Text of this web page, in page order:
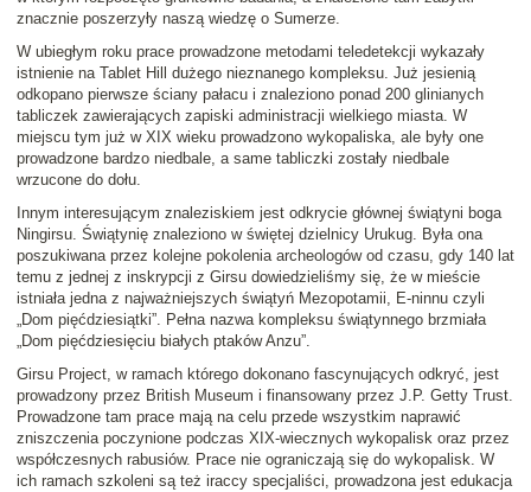
znacznie poszerzyły naszą wiedzę o Sumerze.
W ubiegłym roku prace prowadzone metodami teledetekcji wykazały
istnienie na Tablet Hill dużego nieznanego kompleksu. Już jesienią
odkopano pierwsze ściany pałacu i znaleziono ponad 200 glinianych
tabliczek zawierających zapiski administracji wielkiego miasta. W
miejscu tym już w XIX wieku prowadzono wykopaliska, ale były one
prowadzone bardzo niedbale, a same tabliczki zostały niedbale
wrzucone do dołu.
Innym interesującym znaleziskiem jest odkrycie głównej świątyni boga
Ningirsu. Świątynię znaleziono w świętej dzielnicy Urukug. Była ona
poszukiwana przez kolejne pokolenia archeologów od czasu, gdy 140 lat
temu z jednej z inskrypcji z Girsu dowiedzieliśmy się, że w mieście
istniała jedna z najważniejszych świątyń Mezopotamii, E-ninnu czyli
„Dom pięćdziesiątki”. Pełna nazwa kompleksu świątynnego brzmiała
„Dom pięćdziesięciu białych ptaków Anzu”.
Girsu Project, w ramach którego dokonano fascynujących odkryć, jest
prowadzony przez British Museum i finansowany przez J.P. Getty Trust.
Prowadzone tam prace mają na celu przede wszystkim naprawić
zniszczenia poczynione podczas XIX-wiecznych wykopalisk oraz przez
współczesnych rabusiów. Prace nie ograniczają się do wykopalisk. W
ich ramach szkoleni są też iraccy specjaliści, prowadzona jest edukacja